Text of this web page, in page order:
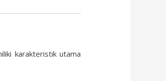
karakteristik utama